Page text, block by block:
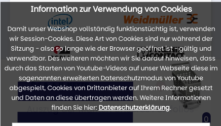
Auszug der Marken unseres Portfolios
Information zur Verwendung von Cookies
Damit unser Webshop vollständig funktionstüchtig ist, verwenden
wir Session-Cookies. Diese Art von Cookies sind nur während der
Sitzung - also so lange wie der Browser geöffnet ist - gültig und
verwendbar. Des weiteren möchten wir Sie darauf hinweisen, dass
durch das Starten von Youtube-Videos auf unser Webseite diese im
sogenannten erweiterten Datenschutzmodus von Youtube
abgespielt, Cookies von Drittanbieter auf Ihrem Rechner gesetzt
und Daten an diese übertragen werden. Weitere Informationen
finden Sie hier: Datenschutzerklärung.
0